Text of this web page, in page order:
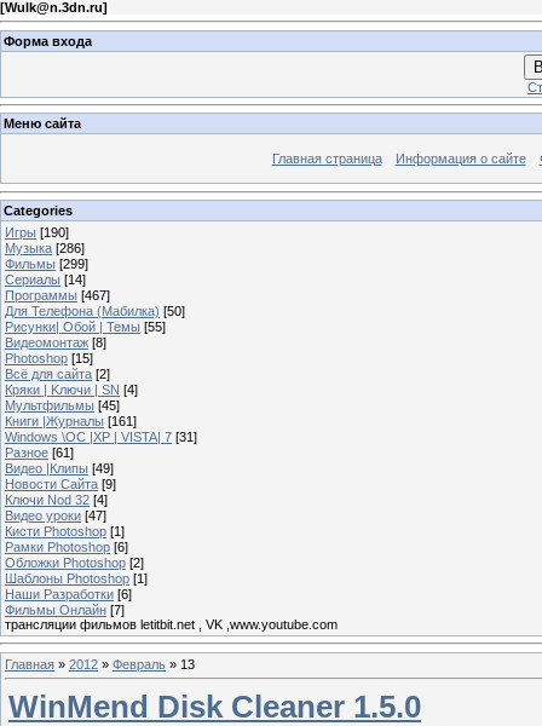
[Wulk@n.3dn.ru]
Форма входа
Меню сайта
Главная страница Информация о сайте
Categories
Игры [190]
Музыка [286]
Фильмы [299]
Сериалы [14]
Программы [467]
Для Телефона (Мабилка) [50]
Рисунки| Обой | Темы [55]
Видеомонтаж [8]
Photoshop [15]
Всё для сайта [2]
Кряки | Kлючи | SN [4]
Мультфильмы [45]
Книги |Журналы [161]
Windows \OC |XP | VISTA| 7 [31]
Разное [61]
Видео |Клипы [49]
Новости Сайта [9]
Ключи Nod 32 [4]
Видео уроки [47]
Кисти Photoshop [1]
Рамки Photoshop [6]
Обложки Photoshop [2]
Шаблоны Photoshop [1]
Наши Разработки [6]
Фильмы Онлайн [7]
трансляции фильмов letitbit.net , VK ,www.youtube.com
Главная » 2012 » Февраль » 13
WinMend Disk Cleaner 1.5.0